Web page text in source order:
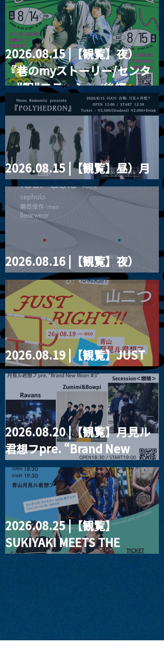
2026.08.15 |【観覧】夜）
『巷のmyストーリー/センタ
ー"訳"フラッシュ⚡️後編』
2026.08.15 |【観覧】昼）月
見ルpre.『POLYHEDRON』
2026.08.16 |【観覧】夜）
four dots vol.2
2026.08.19 |【観覧】JUST
RIGHT!! vol.27
2026.08.20 |【観覧】月見ル
君想フpre. “Brand New
Moon #3”
2026.08.25 |【観覧】
SUKIYAKI MEETS THE
WORLD presentsLINDIGO
FAMILY with ANNA SATO,
ODUCHU modern voices